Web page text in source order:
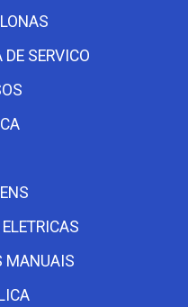
SERVICO
MANUAIS